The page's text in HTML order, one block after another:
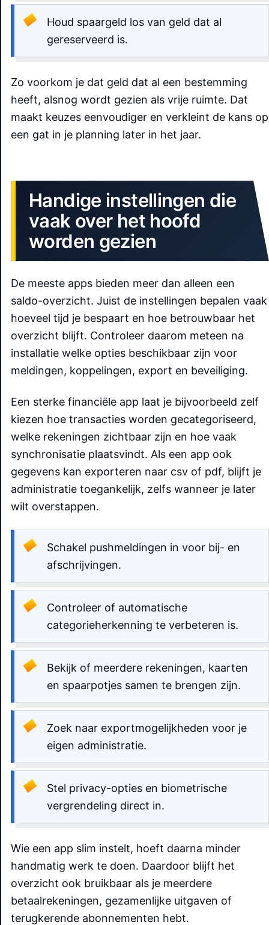
Houd spaargeld los van geld dat al
gereserveerd is.
Zo voorkom je dat geld dat al een bestemming
heeft, alsnog wordt gezien als vrije ruimte. Dat
maakt keuzes eenvoudiger en verkleint de kans op
een gat in je planning later in het jaar.
Handige instellingen die
vaak over het hoofd
worden gezien
De meeste apps bieden meer dan alleen een
saldo-overzicht. Juist de instellingen bepalen vaak
hoeveel tijd je bespaart en hoe betrouwbaar het
overzicht blijft. Controleer daarom meteen na
installatie welke opties beschikbaar zijn voor
meldingen, koppelingen, export en beveiliging.
Een sterke financiële app laat je bijvoorbeeld zelf
kiezen hoe transacties worden gecategoriseerd,
welke rekeningen zichtbaar zijn en hoe vaak
synchronisatie plaatsvindt. Als een app ook
gegevens kan exporteren naar csv of pdf, blijft je
administratie toegankelijk, zelfs wanneer je later
wilt overstappen.
Schakel pushmeldingen in voor bij- en
afschrijvingen.
Controleer of automatische
categorieherkenning te verbeteren is.
Bekijk of meerdere rekeningen, kaarten
en spaarpotjes samen te brengen zijn.
Zoek naar exportmogelijkheden voor je
eigen administratie.
Stel privacy-opties en biometrische
vergrendeling direct in.
Wie een app slim instelt, hoeft daarna minder
handmatig werk te doen. Daardoor blijft het
overzicht ook bruikbaar als je meerdere
betaalrekeningen, gezamenlijke uitgaven of
terugkerende abonnementen hebt.